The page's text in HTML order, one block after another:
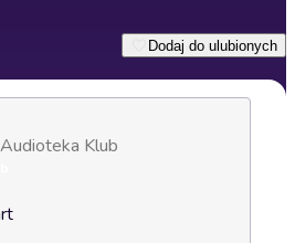
Dodaj do ulubionych
Klub